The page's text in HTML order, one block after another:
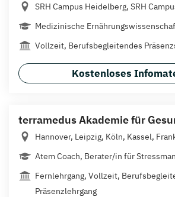
SRH Campus Heidelberg, SRH
Medizinische
Vollzeit, Berufsbegleitendes
Kostenloses
terramedus Akademie für
Hannover, Leipzig, Köln, Kassel,
Atem Coach, Berater/in für
Fernlehrgang, Vollzeit,
Präsenzlehrgang